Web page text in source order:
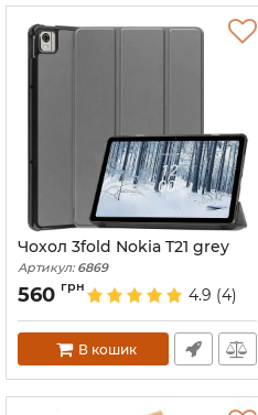
Чохол 3fold Nokia T21 grey
Артикул:6869
560 грн 4.9 (4)
В кошик